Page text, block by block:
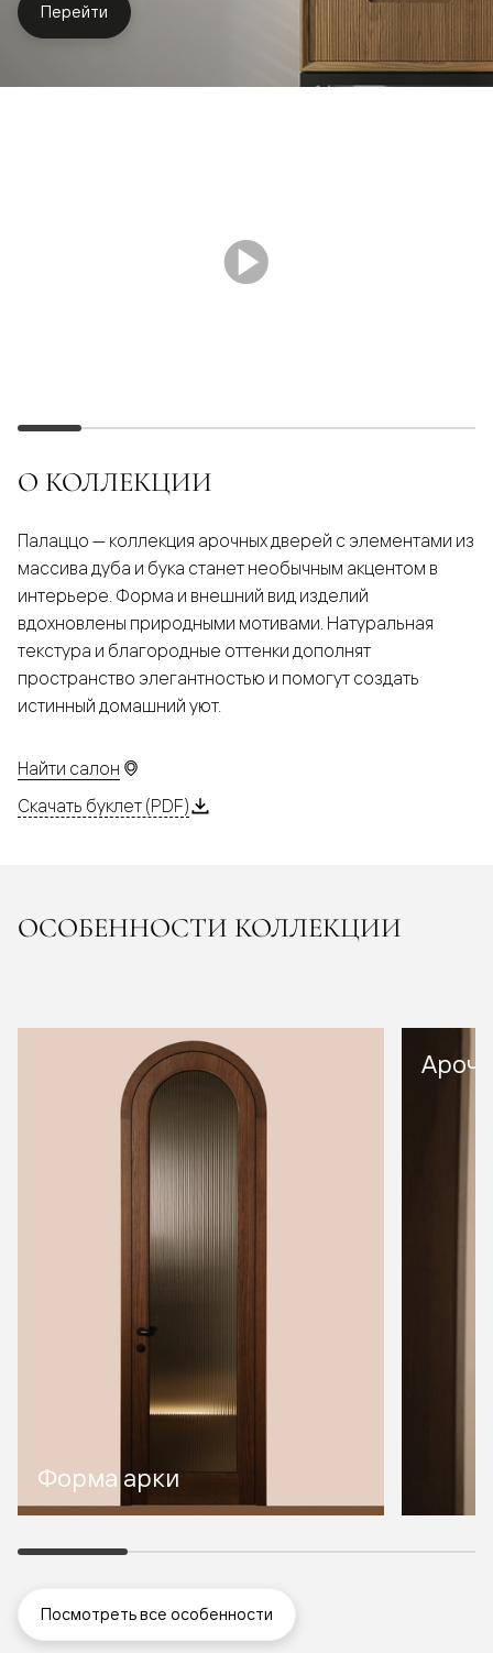
Перейти
О КОЛЛЕКЦИИ
Палаццо — коллекция арочных дверей с элементами из
массива дуба и бука станет необычным акцентом в
интерьере. Форма и внешний вид изделий
вдохновлены природными мотивами. Натуральная
текстура и благородные оттенки дополнят
пространство элегантностью и помогут создать
истинный домашний уют.
Найти салон
Скачать буклет (PDF)
ОСОБЕННОСТИ КОЛЛЕКЦИИ
Форма арки
Посмотреть все особенности